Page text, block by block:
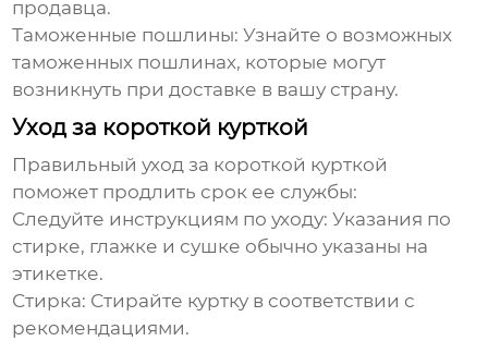
продавца.
Таможенные пошлины: Узнайте о возможных
таможенных пошлинах, которые могут
возникнуть при доставке в вашу страну.
Уход за короткой курткой
Правильный уход за короткой курткой
поможет продлить срок ее службы:
Следуйте инструкциям по уходу: Указания по
стирке, глажке и сушке обычно указаны на
этикетке.
Стирка: Стирайте куртку в соответствии с
рекомендациями.